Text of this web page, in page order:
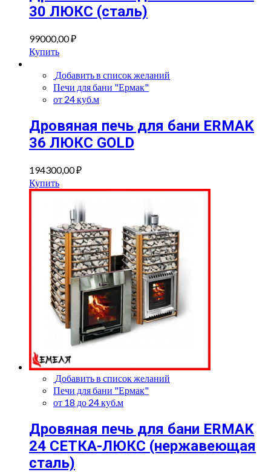
30 ЛЮКС (сталь)
99000,00₽
Купить
Добавить в список желаний
Печи для бани "Ермак"
от 24 куб.м
Дровяная печь для бани ERMAK
36 ЛЮКС GOLD
194300,00₽
Купить
Добавить в список желаний
Печи для бани "Ермак"
от 18 до 24 куб.м
Дровяная печь для бани ERMAK
24 СЕТКА-ЛЮКС (нержавеющая
сталь)